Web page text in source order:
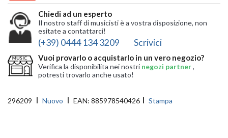
Chiedi ad un esperto
Il nostro staff di musicisti è a vostra disposizione, non
esitate a contattarci!
(+39) 0444 134 3209 Scrivici
Vuoi provarlo o acquistarlo in un vero negozio?
Verifica la disponibilita nei nostri negozi partner,
potresti trovarlo anche usato!
296209 Nuovo EAN: 885978540426 Stampa